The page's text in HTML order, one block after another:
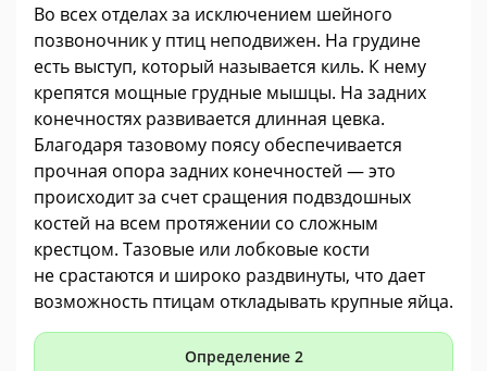
Во всех отделах за исключением шейного
позвоночник у птиц неподвижен. На грудине
есть выступ, который называется киль. К нему
крепятся мощные грудные мышцы. На задних
конечностях развивается длинная цевка.
Благодаря тазовому поясу обеспечивается
прочная опора задних конечностей — это
происходит за счет сращения подвздошных
костей на всем протяжении со сложным
крестцом. Тазовые или лобковые кости
не срастаются и широко раздвинуты, что дает
возможность птицам откладывать крупные яйца.
Определение 2